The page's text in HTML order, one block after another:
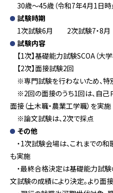
30歳～45歳（令和7年4月1日時
試験時期
1次試験6月 2次試験7・8
試験内容
【1次】基礎能力試験SCOA（大
【2次】面接試験2回
※専門試験を行わないため、特
※2回の面接のうち1回は、自己
面接（土木職・農業工学職）を実施
※論文試験は、2次で採点
その他
・1次試験会場は、これまでの和
も実
・最終合格決定は基礎能力試験
文試験の成績により決定。より面